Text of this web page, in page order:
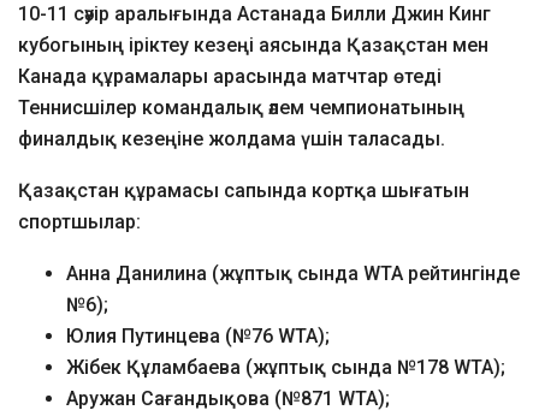
10-11 сәуір аралығында Астанада Билли Джин Кинг
кубогының іріктеу кезеңі аясында Қазақстан мен
Канада құрамалары арасында матчтар өтеді
Теннисшілер командалық әлем чемпионатының
финалдық кезеңіне жолдама үшін таласады.
Қазақстан құрамасы сапында кортқа шығатын
спортшылар:
Анна Данилина (жұптық сында WTA рейтингінде
№6);
Юлия Путинцева (№76 WTA);
Жібек Құламбаева (жұптық сында №178 WTA);
Аружан Сағандықова (№871 WTA);